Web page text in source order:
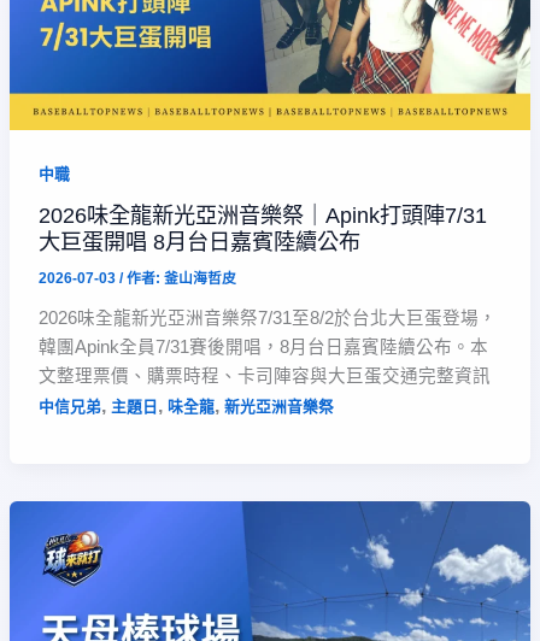
中職
2026味全龍新光亞洲音樂祭｜Apink打頭陣7/31
大巨蛋開唱 8月台日嘉賓陸續公布
2026-07-03 / 作者: 釜山海哲皮
2026味全龍新光亞洲音樂祭7/31至8/2於台北大巨蛋登場，
韓團Apink全員7/31賽後開唱，8月台日嘉賓陸續公布。本
文整理票價、購票時程、卡司陣容與大巨蛋交通完整資訊
中信兄弟, 主題日 , 味全龍, 新光亞洲音樂祭